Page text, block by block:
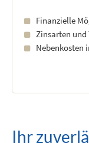
Finanzielle
Zinsarten
Nebenkosten
Ihr